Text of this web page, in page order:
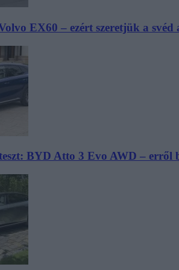
EX60 – ezért szeretjük a svéd
BYD Atto 3 Evo AWD – erről